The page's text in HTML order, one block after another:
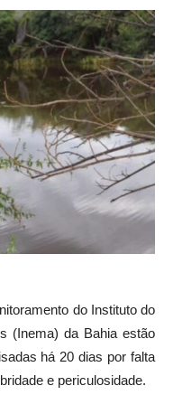
do Instituto do
(Inema) da Bahia estão
há 20 dias por falta
e periculosidade.